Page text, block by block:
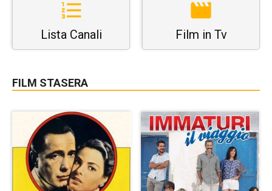
Lista Canali Film in Tv
FILM STASERA